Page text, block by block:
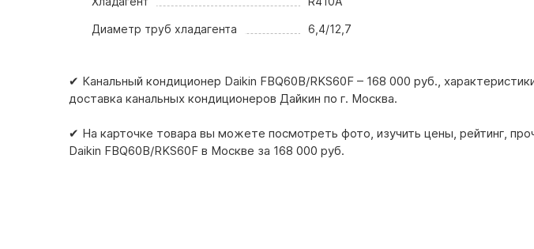
Диаметр труб хладагента 6,4/12,7
✔ Канальный кондиционер Daikin FBQ60B/RKS60F – 168 000 руб.,
доставка канальных кондиционеров Дайкин по г. Москва.
✔ На карточке товара вы можете посмотреть фото, изучить цены, рейтинг,
Daikin FBQ60B/RKS60F в Москве за 168 000 pуб.